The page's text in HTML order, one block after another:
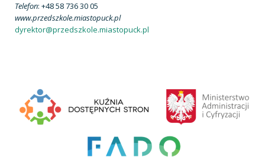
Telefon: +48 58 736 30 05
www.przedszkole.miastopuck.pl
dyrektor@przedszkole.miastopuck.pl